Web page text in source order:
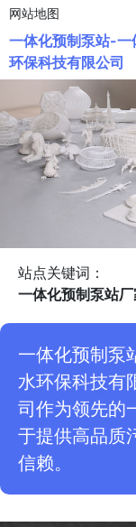
网站地图
一体化预制泵站-
环保科技有限公司
站点关键词：
一体化预制泵站
一体化预制泵
水环保科技有
司作为领先的
于提供高品质
信赖。